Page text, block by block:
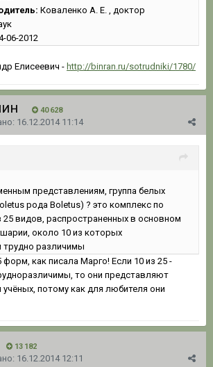
Коваленко А. Е. , доктор
06-2012
Елисеевич - http://binran.ru/sotrudniki/1780/
40 628
16.12.2014 11:14
представлениям, группа белых
рода Boletus) ? это комплекс по
видов, распространенных в основном
около 10 из которых
трудно различимы
форм, как писала Марго! Если 10 из 25 -
то они представляют
учёных, потому как для любителя они
13 182
16.12.2014 12:11